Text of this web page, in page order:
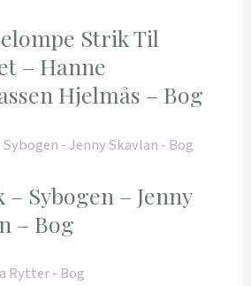
Strik Til
– Hanne
Hjelmås – Bog
Sybogen – Jenny
– Bog